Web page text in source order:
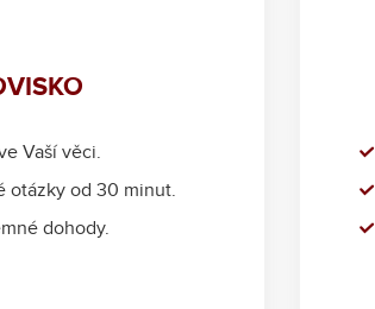
Vaší věci.
otázky od 30 minut.
dohody.